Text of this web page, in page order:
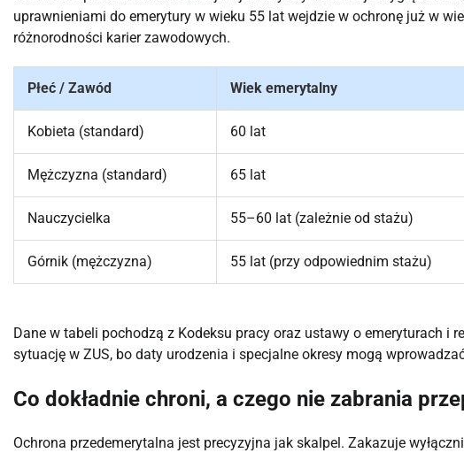
uprawnieniami do emerytury w wieku 55 lat wejdzie w ochronę już w
różnorodności karier zawodowych.
Płeć / Zawód Wiek emerytalny
Kobieta (standard) 60 lat
Mężczyzna (standard) 65 lat
Nauczycielka 55–60 lat (zależnie od stażu)
Górnik (mężczyzna) 55 lat (przy odpowiednim stażu)
Dane w tabeli pochodzą z Kodeksu pracy oraz ustawy o emeryturach i
sytuację w ZUS, bo daty urodzenia i specjalne okresy mogą
Co dokładnie chroni, a czego nie zabrania
Ochrona przedemerytalna jest precyzyjna jak skalpel. Zakazuje